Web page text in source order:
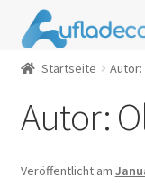
Zur
Navigation
springen
Zum
Inhalt
springen
Handy-Guthaben
Bezahlkarten
Geschenkkarten
Startseite
Autor:
Veröffentlicht am